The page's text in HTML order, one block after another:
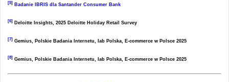
[5] Badanie IBRIS dla Santander Consumer Bank
[6] Deloitte Insights, 2025 Deloitte Holiday Retail Survey
[7] Gemius, Polskie Badania Internetu, Iab Polska, E-commerce w Polsce 2025
[8] Gemius, Polskie Badania Internetu, Iab Polska, E-commerce w Polsce 2025